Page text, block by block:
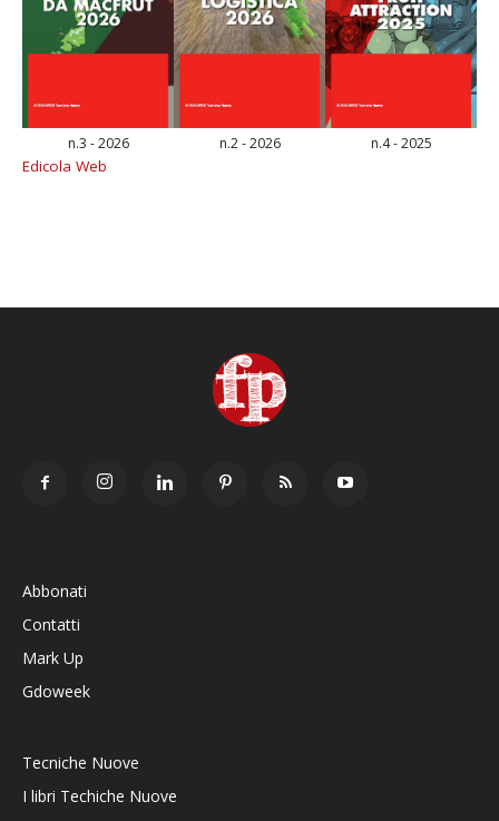
n.3 - 2026 n.2 - 2026 n.4 - 2025
Edicola Web
Abbonati
Contatti
Mark Up
Gdoweek
Tecniche Nuove
I libri Techiche Nuove